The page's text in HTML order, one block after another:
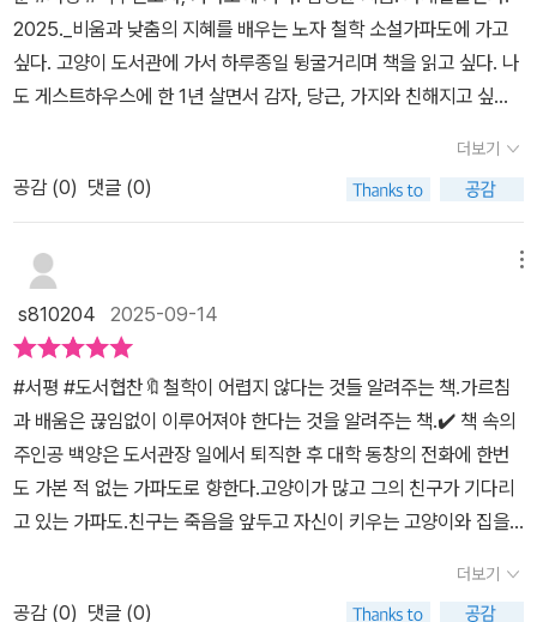
부분을 나누며 살아가기 위해서는 단순히 많은 지식과 정보만이 아니
라 타인에 대한 이해와 공감이 필수적이다. 그래서 노자는 “남을 아는
것은 지혜, 자신을 아는 것은 밝음”이라고 말했다. 그리고 이런 “가르
침과 배움에는 끝이 없다.” 이 책에서는 저자가 가르침과 배움의 관점
능 시대 교육과 학습의 길을 헤아리는 백양의 시선은 청소년뿐 아니
들에게도 깊은 울림을 줄 것이다. 청소년을 위한 사계절 지식소설 시
리즈 사계절 지식소설은 누구나 이야기 속 주인공이 되어 철학, 심리
학, 인류학, 생태학 등 새로운 학문의 세계로 쉽게 입문할 수 있도록
미있게 따라가다 보면 처음에는 낯설었던 새로운 지식들이 어느새 자
신의 삶과 연관되어 쉽게 이해된다. 소설이라는 형식을 통해 깊이 있
는 지식을 청소년 독자들에게 쉽고 재밌게 전달해 온 사계절 지식소
설 시리즈는 여러 공공 기관 및 청소년 관련 단체에서 우수도서로 선
정되었다. ★대한출판문화협회 올해의 청소년도서 ★책으로따뜻한
세상만드는교사들 권장도서 ★행복한아침독서 추천도서 ★국립어린
이청소년도서관 추천도서 ★경기도학교도서관사서협의회 추천도서
읽을 것 같아 추천한다고... #도서협찬 #노자 #사뿐사뿐 #도덕경 #
노자철학소설 #비움 #낮춤
만들어가야 한다는 메시지를 전하려 했다고 생각했다. 마치 ‘말 없는
가르침(36쪽)’같았다. “노자라고 처음부터 존재와 변화의 이치를
깨달았겠는가? 아니, 흔들리지 않고 존재와 변화의 이채를 깨달을 수
에 말년에 담담히 자신의 변화를 받아들일 수 있었을 것이다.”(91~2
쪽, 5장. 고양이 청년을 만나다.) 그래서 주인공의 삶에 푹 빠져들 수
밖에 없었다. 억지로 삶의 방향을 가르치려 하지 않았으니까. 어차피
주인공 이백양이 살아간 방향은 내 것이 아니었으니까. 결국, 내 삶의
방향은 내가 찾아야 한다는 그 간단한 진리를 깨닫게만 해 주었다. 저
자는 이백양을 통해 이런 삶이 있다는 것을 단순히 보여주었다. 이백
양은 도시에서만 살아왔지만, 농촌에서, 섬에서도 만족스런 삶을 살
수 있었다. 또한, 은퇴 이후에도 얼마든지 내가 좋아하는 것을 찾을 수
있으며, 그것이 생기있는 삶을 가져올 것이라는 희망도 보여주었다.
“백양은 가파도에 도서관을 만들려고 이런저런 일을 준비하면서 자
기가 좋아하는 게 무엇인지, 자기가 의미 있어 하는 게 무엇인지 새삼
느꼈다.”(118쪽, 7장 고양이 도서관을 만들다) -묘(猫)한 위로-
길고양이의 죽음도 마주한다. 그런데 그 죽음을 받아들이는 자세가
씩 스며든다.자동차 대신 걷고, 바쁘게 소유하려 하기보다는 하늘과
바람과 바다를 그냥 바라보고, 이웃과 고양이들과 관계 맺으며 마음
의 속도를 낮춘다.그러는 사이 독자인 나도, 백양을 따라 조금씩 속도
를 늦추고 있는 자신을 발견하게 된다.가장 인상 깊었던 건 노자의 철
학이 추상적인 사유가 아니라 살아 있는 몸과 일상의 리듬 속에서 이
해되도록 구성되어 있었다는 점이다.가파도의 평온함 속에서 떠오르
인간은 무엇인가를 소유해야 마음이 놓이는 존재이지만, 고양이는 아
무것도 소유하지 않고도 만족한다.누가 주인이며 누가 집사인가? 이
단순한 질문 속에 노자의 사상이 숨어 있다.보여주는 자유로움은 ‘하
지 않음’의 태만이 아니라, 억지로 하지 않음의 지혜다. 이 부분에서
마음이 유난히 오래 머물렀다.또 한 가지 뜻밖의 울림은, 노자의 철학
이 ‘현실도피’가 아니라 현실을 가장 깊이 바라본 사유였다는 점이다.
무언가를 더 갖기 위해 끊임없이 달리기보다, 덜 욕망하고 덜 개입하
며 자연의 질서를 존중하는 것 — 현대 사회에서는 어쩐지 뒤처지는
었다.섬에서 쓰레기를 치우는 장면이 그걸 상징적으로 보여준다. 자
연은 인간의 오만을 받아안고, 결국 다시 그 대가를 인간에게 되돌린
2025._비움과 낮춤의 지혜를 배우는 노자 철학 소설가파도에 가고
싶다. 고양이 도서관에 가서 하루종일 뒹굴거리며 책을 읽고 싶다. 나
도 게스트하우스에 한 1년 살면서 감자, 당근, 가지와 친해지고 싶다.
천천히 음미하며 하나씩 알아나가는 책으로 만나, 그 속의 의미를 내
이야기로 만들고 싶어졌다. 조만간 '도덕경'을 사게 될 듯.공공 기관
종이 사용 전면 금지.(6쪽)2027년에는 '종이 교과서 없는 학교, 시험
없는 학교'라는 슬로건이 전면화되었다. 이제 모든 학생이 디지털 교
과정은 자동으로 기록되어 실시간으로 학업 성취도가 평가되었다.(7
쪽)처음 설정이 무척 충격적이었다. 그리고 바로 생각했다. 진짜 종이
를 사용하지 않게 된다면? 학교에서 종이가 사라진다면? 종이 없이
수업이 이루어져야하고 업무를 처리해야한다면? 생각만해도 아찔했
다. 지금의 학교에서의 생활을 머릿속으로 그려봐도 종이 없이는 어
느 것 하나 쉽게 이루어지는 것이 없다. 결국은 종이가 가장 기본이 되
기 마련. 이를테면, 교과서와 책이 그 기본이다. 물론, 지금도 전자교
과서의 사용과 관련한 여러 이슈가 있었고, 아직은 종이책을 버리지
못하는 상황이기는 하다. 하지만 이 책에서의 설정이 어느 때 실제 상
더보기
공감 (0) 댓글 (0)
s810204 2025-09-14
#서평 #도서협찬🔖철학이 어렵지 않다는 것들 알려주는 책.가르침
과 배움은 끊임없이 이루어져야 한다는 것을 알려주는 책.✔️ 책 속의
주인공 백양은 도서관장 일에서 퇴직한 후 대학 동창의 전화에 한번
도 가본 적 없는 가파도로 향한다.고양이가 많고 그의 친구가 기다리
고 있는 가파도.친구는 죽음을 앞두고 자신이 키우는 고양이와 집을
점 가파도의 매력에 빠져들게 된다.한 달만 지내보려 했던 가파도는
더보기
공감 (0) 댓글 (0)